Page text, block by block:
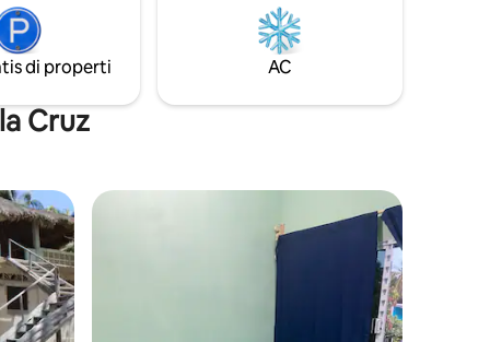
di properti AC
Cruz